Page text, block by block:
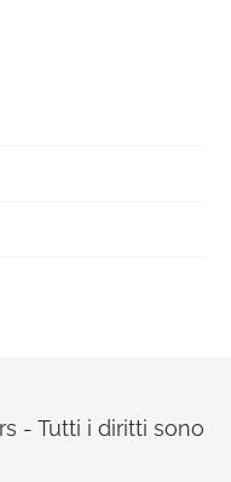
- Tutti i diritti sono